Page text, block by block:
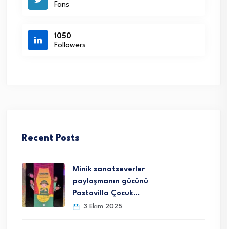
Fans
1050
Followers
Recent Posts
Minik sanatseverler
paylaşmanın gücünü
Pastavilla Çocuk…
3 Ekim 2025